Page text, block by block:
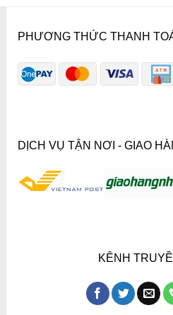
PHƯƠNG THỨC THANH
DỊCH VỤ TẬN NƠI - GIAO
KÊNH